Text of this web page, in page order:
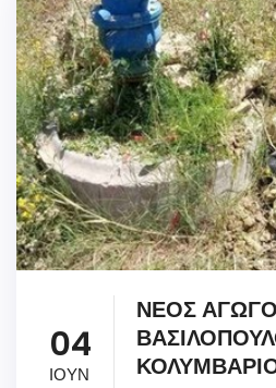
04
ΙΟΥΝ
ΝΕΟΣ